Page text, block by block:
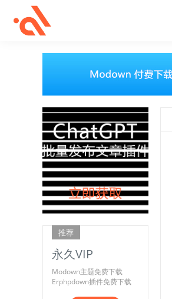
推荐
永久VIP
Modown主题免费下载
Erphpdown插件免费下载